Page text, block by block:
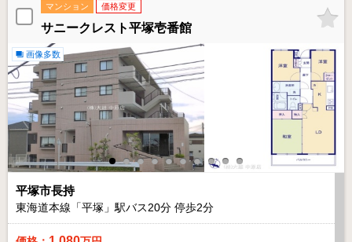
マンション 価格変更
サニークレスト平塚壱番館
画像多数
平塚市長持
東海道本線「平塚」駅バス20分 停歩2分